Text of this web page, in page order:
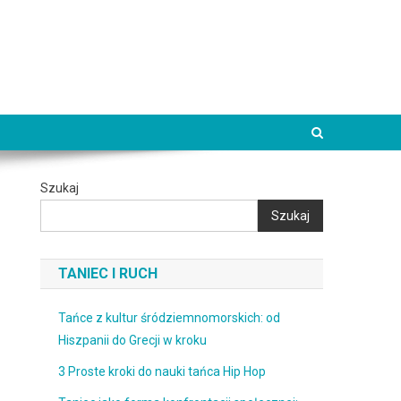
Szukaj
Szukaj
TANIEC I RUCH
Tańce z kultur śródziemnomorskich: od
Hiszpanii do Grecji w kroku
3 Proste kroki do nauki tańca Hip Hop